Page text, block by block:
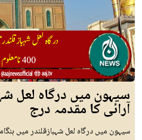
سیہون میں درگاہ لعل
آرائی کا مقدمہ درج
سیہون میں درگاہ لعل شہبازقلندر میں